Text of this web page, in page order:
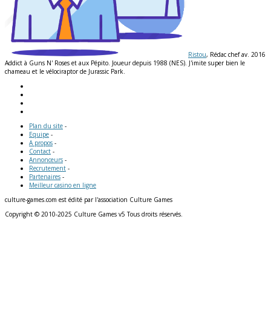
Ristou, Rédac chef av. 2016
Addict à Guns N' Roses et aux Pépito. Joueur depuis 1988 (NES). J'imite super bien le
chameau et le vélociraptor de Jurassic Park.
Plan du site -
Equipe -
A propos -
Contact -
Annonceurs -
Recrutement -
Partenaires -
Meilleur casino en ligne
culture-games.com est édité par l'association Culture Games
Copyright © 2010-2025 Culture Games v5 Tous droits réservés.